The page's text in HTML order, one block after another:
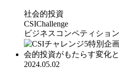
社会的投資
CSIChallenge
ビジネスコンペティション
2024.05.02